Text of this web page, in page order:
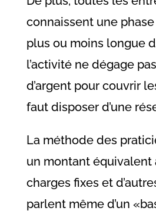
connaissent une
plus ou moins longue
l’activité ne dégage
d’argent pour couvrir
faut disposer d’une
La méthode des
un montant équivalent
charges fixes et
parlent même d’un